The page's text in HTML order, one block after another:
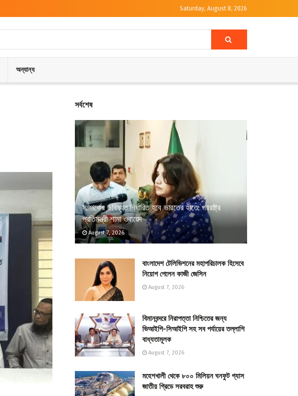
Saturday, August 8, 2026
অন্যান্য
সর্বশেষ
সম্পর্কের ভবিষ্যত নির্ধারিত হবে ভারতের হাতে: পররাষ্ট্র
প্রতিমন্ত্রী শামা ওবায়েদ
August 7, 2026
বাংলাদেশ টেলিভিশনের মহাপরিচালক হিসেবে
নিয়োগ পেলেন কাজী জেসিন
August 7, 2026
বিমানবন্দরে নিরাপত্তা নিশ্চিতের জন্য
ভিআইপি-সিআইপি সহ সব পর্যায়ের তল্লাশি
বাধ্যতামূলক
August 7, 2026
মহেশখালী থেকে ৮০০ মিলিয়ন ঘনফুট গ্যাস
জাতীয় গ্রিডে সরবরাহ শুরু